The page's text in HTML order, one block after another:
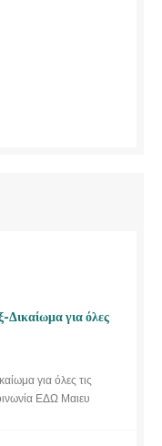
για όλες
για όλες τις
ΕΔΩ Μαιευ